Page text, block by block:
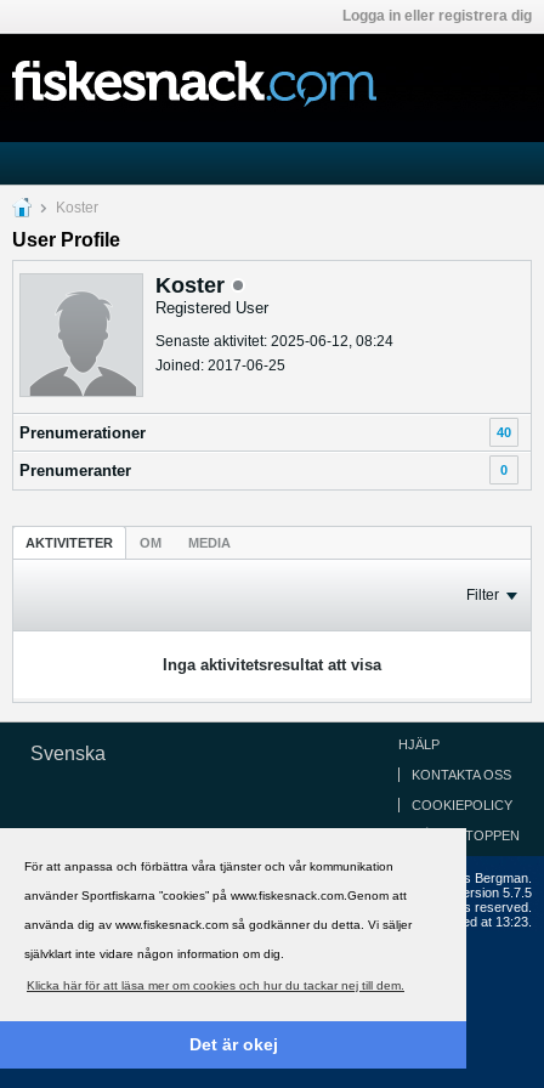
För att anpassa och förbättra våra tjänster och vår kommunikation
använder Sportfiskarna ”cookies” på www.fiskesnack.com.Genom att
använda dig av www.fiskesnack.com så godkänner du detta. Vi säljer
självklart inte vidare någon information om dig.
Klicka här för att läsa mer om cookies och hur du tackar nej till dem.
Det är okej
Logga in eller registrera dig
Koster
User Profile
Koster
Registered User
Senaste aktivitet: 2025-06-12, 08:24
Joined: 2017-06-25
Prenumerationer 40
Prenumeranter 0
AKTIVITETER OM MEDIA
Filter
Inga aktivitetsresultat att visa
Svenska HJÄLP
KONTAKTA OSS
COOKIEPOLICY
GÅ TILL TOPPEN
Copyright ©2002 - 2021, FiskeSnack.com. Grundad 2002 av Anders Bergman.
Powered byvBulletin®
Version 5.7.5
Copyright © 2026 MH Sub I, LLC dba vBulletin. All rights reserved.
All times are GMT+1. This page was generated at 13:23.